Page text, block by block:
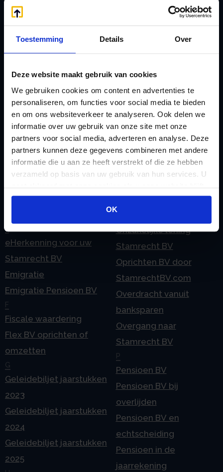
Toestemming Details Over
Deze website maakt gebruik van cookies
We gebruiken cookies om content en advertenties te
personaliseren, om functies voor social media te bieden
en om ons websiteverkeer te analyseren. Ook delen we
informatie over uw gebruik van onze site met onze
partners voor social media, adverteren en analyse. Deze
partners kunnen deze gegevens combineren met andere
informatie die u aan ze heeft verstrekt of die ze hebben
verzameld op basis van uw gebruik van hun services. U
gaat akkoord met onze cookies als u onze website blijft
gebruiken.
OK
Handige links
doorgeven
rekeningnummer
Checklist IB 2023 (PDF)
Checklist IB 2023 (Word)
Checklist IB 2024 (PDF)
Checklist IB 2024 (Word)
Checklist IB 2025 (Word)
E
eHerkenning voor uw
Stamrecht BV
Emigratie
Emigratie Pensioen BV
F
Fiscale waardering
Flex BV oprichten of
omzetten
G
Geleidebiljet jaarstukken
2023
Geleidebiljet jaarstukken
2024
Geleidebiljet jaarstukken
2025
Jaarstukken opstellen
Liquidatie Pensioen BV
Loonadministratie
verzorgen
M
Mogelijkheden
Stamrecht BV
Ontbinden Stamrecht
BV
Onzakelijke lening
Stamrecht BV
Oprichten BV door
StamrechtBV.com
Overdracht vanuit
banksparen
Overgang naar
Stamrecht BV
P
Pensioen BV
Pensioen BV bij
overlijden
Pensioen BV en
echtscheiding
Pensioen in de
jaarrekening